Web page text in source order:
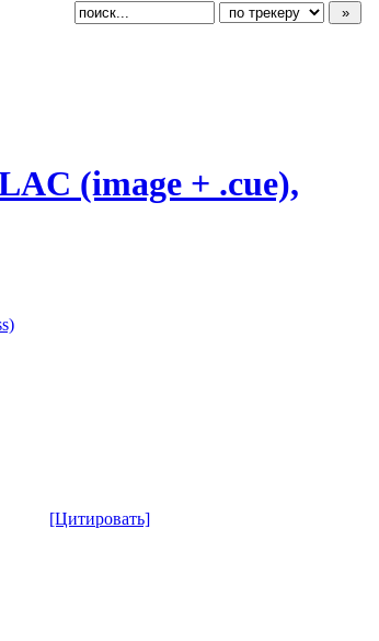
(image + .cue),
[Цитировать]